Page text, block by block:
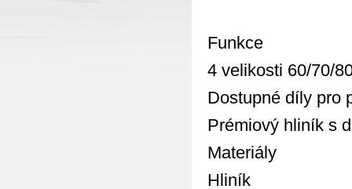
Funkce
4 velikosti 60/70/
Dostupné díly pro
Prémiový hliník s
Materiály
Hliník